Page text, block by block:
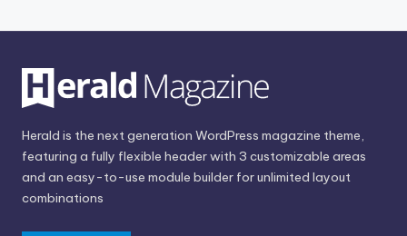
Herald is the next generation WordPress magazine theme,
featuring a fully flexible header with 3 customizable areas
and an easy-to-use module builder for unlimited layout
combinations